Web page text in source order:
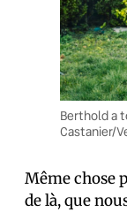
Berthold a
Castanier/
Même chose
de là, que